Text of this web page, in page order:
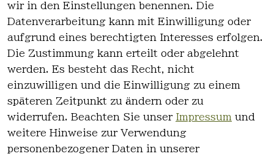
wir in den Einstellungen benennen. Die
Datenverarbeitung kann mit Einwilligung oder
aufgrund eines berechtigten Interesses erfolgen.
Die Zustimmung kann erteilt oder abgelehnt
werden. Es besteht das Recht, nicht
einzuwilligen und die Einwilligung zu einem
späteren Zeitpunkt zu ändern oder zu
widerrufen. Beachten Sie unser Impressum und
weitere Hinweise zur Verwendung
personenbezogener Daten in unserer
es
AGB
Datenschutz
Widerrufsre
cht
Kontakt
Kontakt
Registrieren